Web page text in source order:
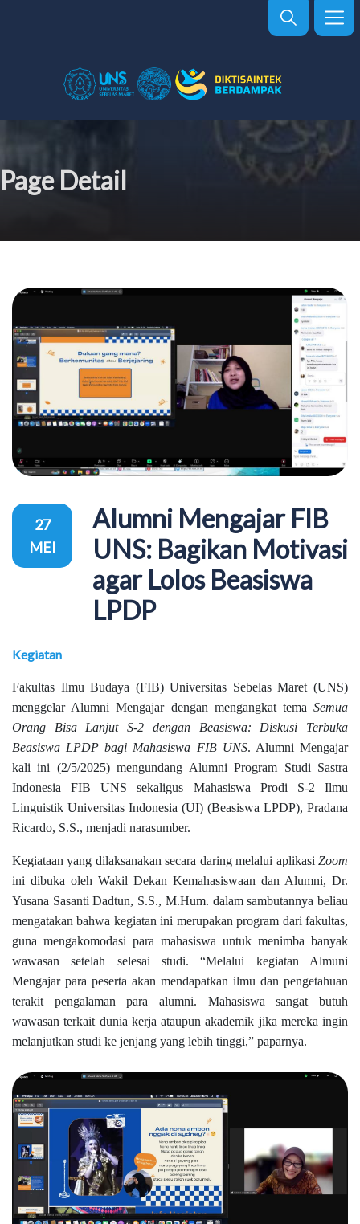
Page Detail
Alumni Mengajar FIB
UNS: Bagikan Motivasi
agar Lolos Beasiswa
LPDP
27
MEI
Kegiatan
Fakultas Ilmu Budaya (FIB) Universitas Sebelas Maret (UNS)
menggelar Alumni Mengajar dengan mengangkat tema Semua
Orang Bisa Lanjut S-2 dengan Beasiswa: Diskusi Terbuka
Beasiswa LPDP bagi Mahasiswa FIB UNS. Alumni Mengajar
kali ini (2/5/2025) mengundang Alumni Program Studi Sastra
Indonesia FIB UNS sekaligus Mahasiswa Prodi S-2 Ilmu
Linguistik Universitas Indonesia (UI) (Beasiswa LPDP), Pradana
Ricardo, S.S., menjadi narasumber.
Kegiataan yang dilaksanakan secara daring melalui aplikasi Zoom
ini dibuka oleh Wakil Dekan Kemahasiswaan dan Alumni, Dr.
Yusana Sasanti Dadtun, S.S., M.Hum. dalam sambutannya beliau
mengatakan bahwa kegiatan ini merupakan program dari fakultas,
guna mengakomodasi para mahasiswa untuk menimba banyak
wawasan setelah selesai studi. “Melalui kegiatan Almuni
Mengajar para peserta akan mendapatkan ilmu dan pengetahuan
terakit pengalaman para alumni. Mahasiswa sangat butuh
wawasan terkait dunia kerja ataupun akademik jika mereka ingin
melanjutkan studi ke jenjang yang lebih tinggi,” paparnya.